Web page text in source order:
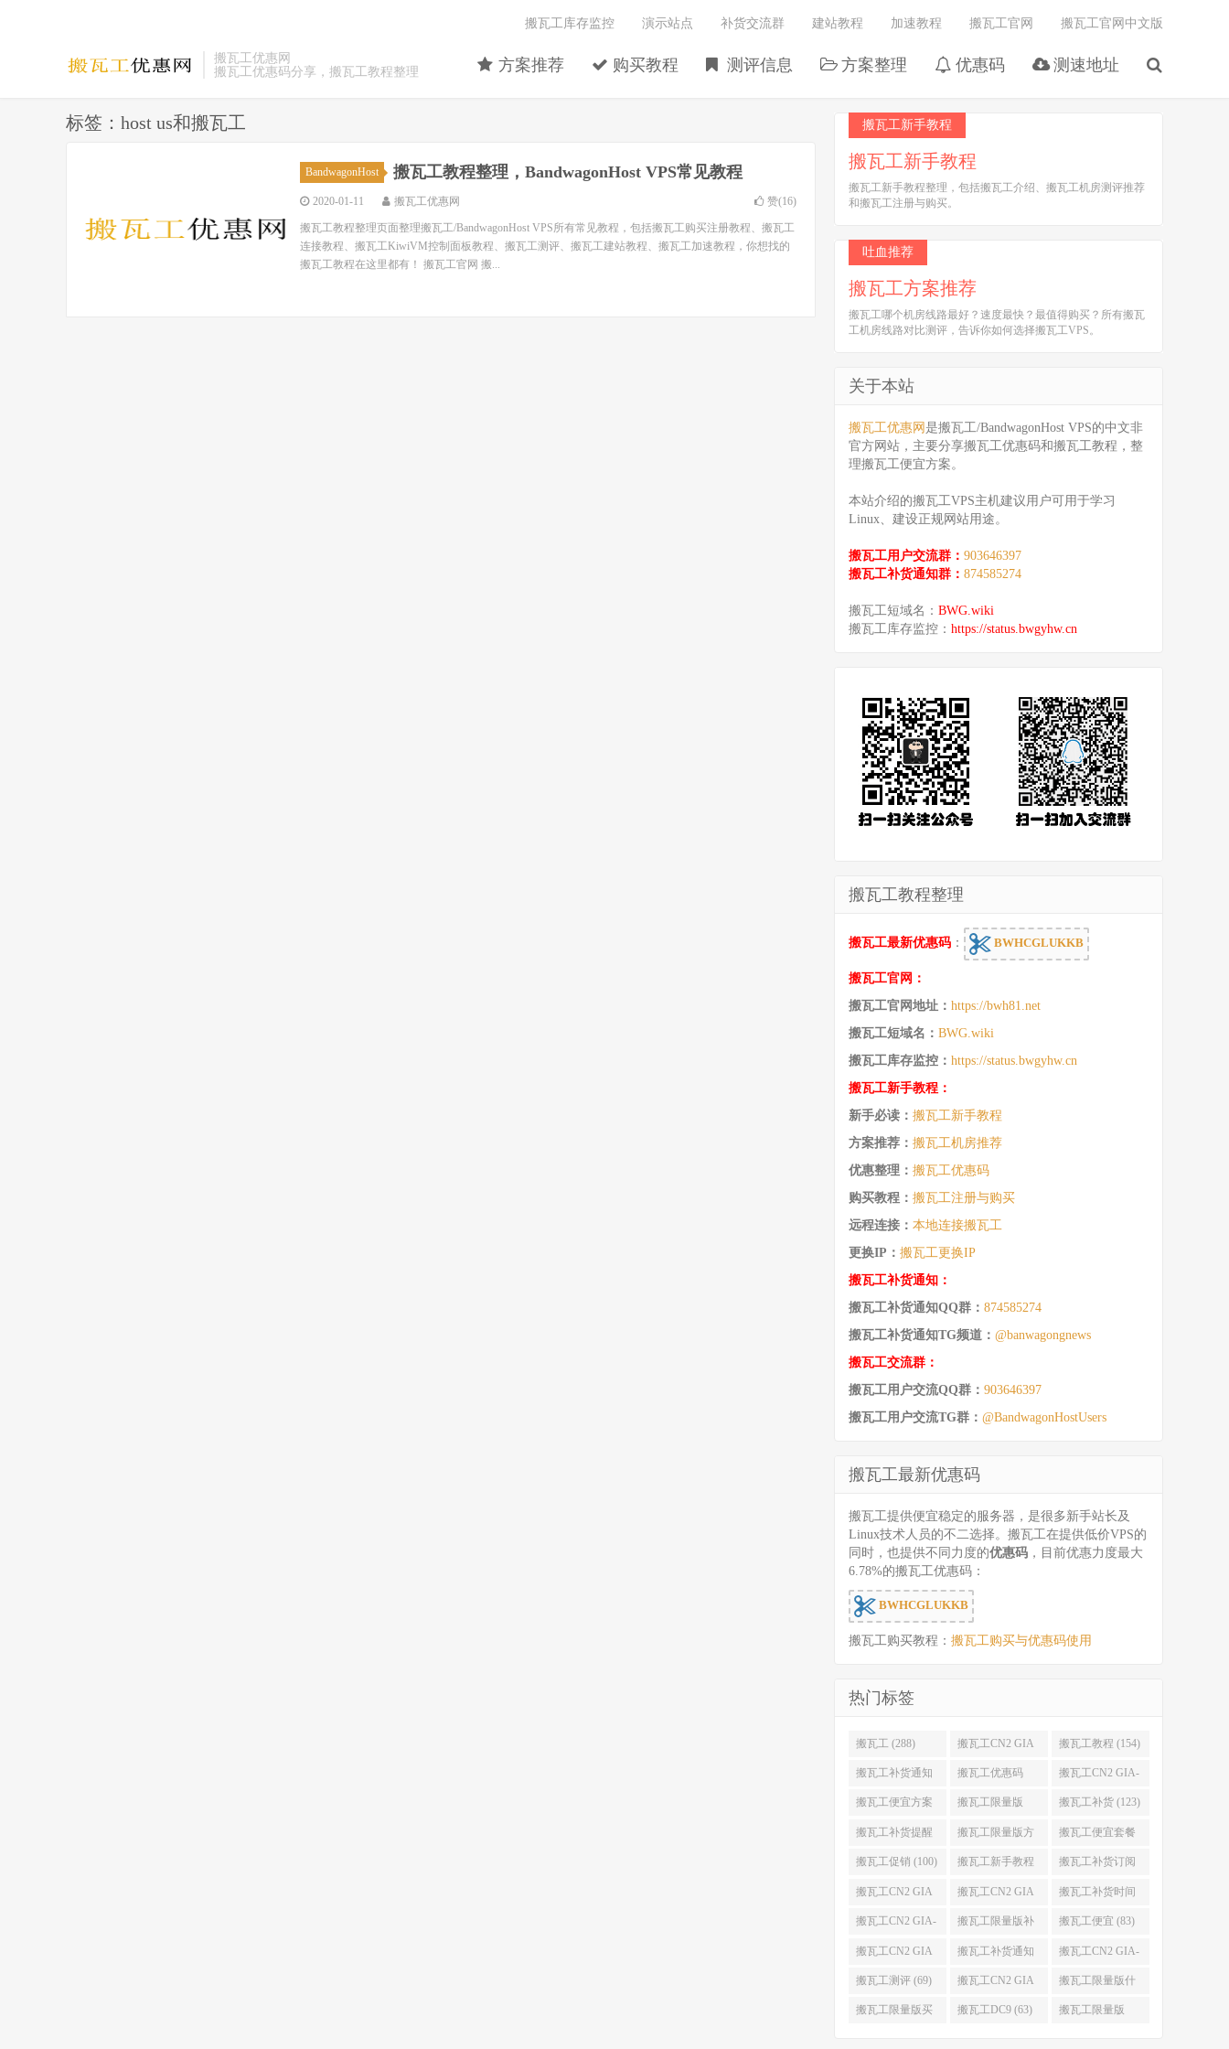
搬瓦工优惠网
搬瓦工优惠码分享，搬瓦工教程整理
方案推荐 购买教程 测评信息 方案整理 优惠码 测速地址
搬瓦工库存监控 演示站点 补货交流群 建站教程 加速教程 搬瓦工官网 搬瓦工官网中文版
标签：host us和搬瓦工
BandwagonHost 搬瓦工教程整理，BandwagonHost VPS常见教程
2020-01-11 搬瓦工优惠网 赞(16)
搬瓦工教程整理页面整理搬瓦工/BandwagonHost VPS所有常见教程，包括搬瓦工购买注册教程、搬瓦工
连接教程、搬瓦工KiwiVM控制面板教程、搬瓦工测评、搬瓦工建站教程、搬瓦工加速教程，你想找的
搬瓦工教程在这里都有！ 搬瓦工官网 搬...
搬瓦工新手教程
搬瓦工新手教程
搬瓦工新手教程整理，包括搬瓦工介绍、搬瓦工机房测评推荐
和搬瓦工注册与购买。
吐血推荐
搬瓦工方案推荐
搬瓦工哪个机房线路最好？速度最快？最值得购买？所有搬瓦
工机房线路对比测评，告诉你如何选择搬瓦工VPS。
关于本站
搬瓦工优惠网 是搬瓦工/BandwagonHost VPS的中文非
官方网站，主要分享搬瓦工优惠码和搬瓦工教程，整
理搬瓦工便宜方案。
本站介绍的搬瓦工VPS主机建议用户可用于学习
Linux、建设正规网站用途。
搬瓦工用户交流群： 903646397
搬瓦工补货通知群： 874585274
搬瓦工短域名： BWG.wiki
搬瓦工库存监控： https://status.bwgyhw.cn
搬瓦工教程整理
搬瓦工最新优惠码 ： BWHCGLUKKB
搬瓦工官网：
搬瓦工官网地址： https://bwh81.net
搬瓦工短域名： BWG.wiki
搬瓦工库存监控： https://status.bwgyhw.cn
搬瓦工新手教程：
新手必读： 搬瓦工新手教程
方案推荐： 搬瓦工机房推荐
优惠整理： 搬瓦工优惠码
购买教程： 搬瓦工注册与购买
远程连接： 本地连接搬瓦工
更换IP： 搬瓦工更换IP
搬瓦工补货通知：
搬瓦工补货通知QQ群： 874585274
搬瓦工补货通知TG频道： @banwagongnews
搬瓦工交流群：
搬瓦工用户交流QQ群： 903646397
搬瓦工用户交流TG群： @BandwagonHostUsers
搬瓦工最新优惠码
搬瓦工提供便宜稳定的服务器，是很多新手站长及
Linux技术人员的不二选择。搬瓦工在提供低价VPS的
同时，也提供不同力度的优惠码 ，目前优惠力度最大
6.78%的搬瓦工优惠码：
BWHCGLUKKB
搬瓦工购买教程： 搬瓦工购买与优惠码使用
热门标签
搬瓦工 (288) 搬瓦工CN2 GIA
(176)
搬瓦工教程 (154)
搬瓦工补货通知
(132)
搬瓦工优惠码
(131)
搬瓦工CN2 GIA-
E (130)
搬瓦工便宜方案
(128)
搬瓦工限量版
(126)
搬瓦工补货 (123)
搬瓦工补货提醒
(106)
搬瓦工限量版方
案 (106)
搬瓦工便宜套餐
(103)
搬瓦工促销 (100) 搬瓦工新手教程
(98)
搬瓦工补货订阅
(98)
搬瓦工CN2 GIA
便宜方案 (92)
搬瓦工CN2 GIA
限量版 (90)
搬瓦工补货时间
(89)
搬瓦工CN2 GIA-
E限量版 (84)
搬瓦工限量版补
货 (84)
搬瓦工便宜 (83)
搬瓦工CN2 GIA
优惠 (82)
搬瓦工补货通知
QQ群 (76)
搬瓦工CN2 GIA-
E便宜套餐 (76)
搬瓦工测评 (69) 搬瓦工CN2 GIA
限量版补货 (67)
搬瓦工限量版什
么时候补货 (67)
搬瓦工限量版买 搬瓦工DC9 (63) 搬瓦工限量版